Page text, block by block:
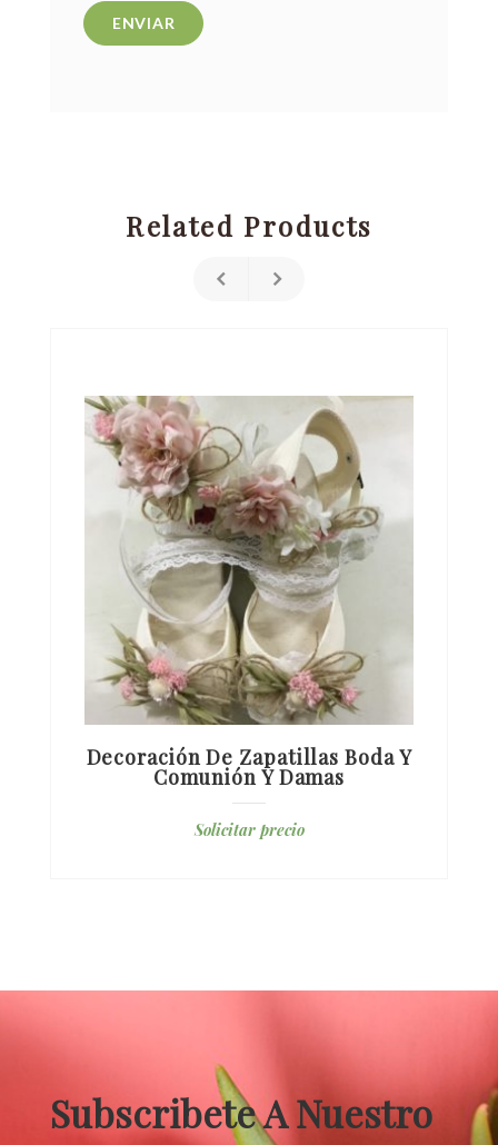
Related Products
Decoración De Zapatillas Boda Y
Comunión Y Damas
Solicitar precio
Subscribete A Nuestro